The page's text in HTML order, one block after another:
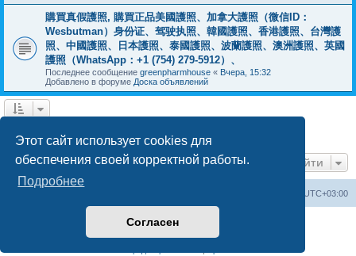
Этот сайт использует cookies для
обеспечения своей корректной работы.
Подробнее
Согласен
購買真假護照, 購買正品美國護照、加拿大護照（微信ID：
Wesbutman）身份证、驾驶执照、韓國護照、香港護照、台灣護
照、中國護照、日本護照、泰國護照、波蘭護照、澳洲護照、英國
護照（WhatsApp：+1 (754) 279-5912）、
Последнее сообщение greenpharmhouse « Вчера, 15:32
Добавлено в форуме Доска объявлений
Перейти
UTC+03:00
Создано на основеphpBB® Forum Software © phpBB Limited
Русская поддержка phpBB